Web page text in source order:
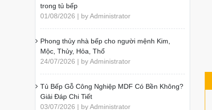
trong tủ bếp
01/08/2026 | by Administrator
Phong thủy nhà bếp cho người mệnh Kim,
Mộc, Thủy, Hỏa, Thổ
24/07/2026 | by Administrator
Tủ Bếp Gỗ Công Nghiệp MDF Có Bền Không?
Giải Đáp Chi Tiết
03/07/2026 | by Administrator